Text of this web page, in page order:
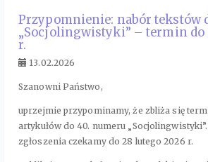
Przypomnienie: nabór tekstów
„Socjolingwistyki” – termin do
r.
13.02.2026
Szanowni Państwo,
uprzejmie przypominamy, że zbliża się
artykułów do 40. numeru
zgłoszenia czekamy do 28 lutego 2026 r.